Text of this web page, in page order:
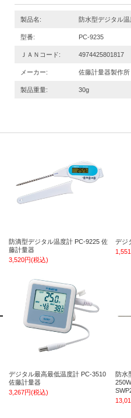
製品名: 防水型デジタル
型番: PC-9235
ＪＡＮコード: 4974425801817
メーカー: 佐藤計量器製作所
製品重量: 30g
防滴型デジタル温度計 PC-9225 佐
藤計量器
3,520円(税込)
デジ
デジタル最高最低温度計 PC-3510
佐藤計量器
3,267円(税込)
防水